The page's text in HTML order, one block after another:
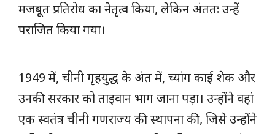
मजबूत प्रतिरोध का नेतृत्व किया, लेकिन अंततः उन्हें
पराजित किया गया।
1949 में, चीनी गृहयुद्ध के अंत में, च्यांग काई शेक और
उनकी सरकार को ताइवान भाग जाना पड़ा। उन्होंने वहां
एक स्वतंत्र चीनी गणराज्य की स्थापना की, जिसे उन्होंने